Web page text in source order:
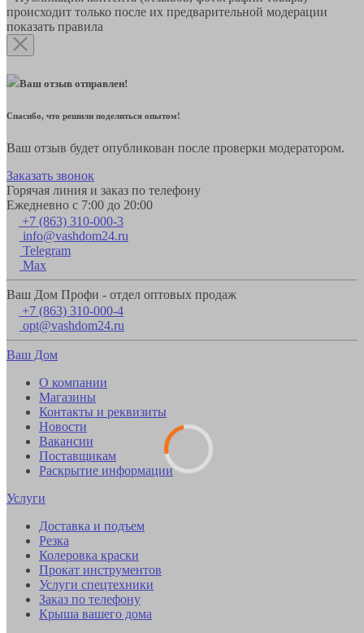
происходит только после их предварительной модерации
показать правила
Ваш отзыв отправлен!
Спасибо, что решили поделиться опытом!
Ваш отзыв будет опубликован после проверки модератором.
Заказать звонок
Горячая линия и заказ по телефону
Ежедневно с 7:00 до 20:00
+7 (863) 310-000-3
info@vashdom24.ru
Telegram
Max
Ваш Дом Профи - отдел оптовых продаж
+7 (863) 310-000-4
opt@vashdom24.ru
Ваш Дом
О компании
Магазины
Контакты и реквизиты
Новости
Вакансии
Поставщикам
Раскрытие информации
Услуги
Доставка и подъем
Резка
Колеровка краски
Прокат инструментов
Услуги спецтехники
Заказ по телефону
Крыша вашего дома